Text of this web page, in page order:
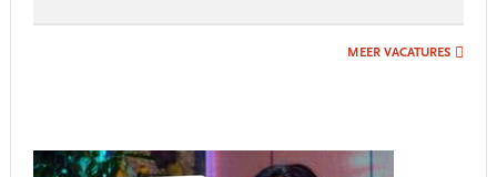
MEER VACATURES